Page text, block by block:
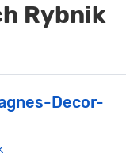
Rybnik
Decor-